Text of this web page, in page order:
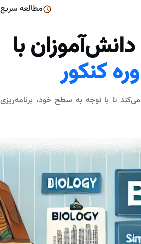
مطالعه سریع
با
کنکور
تا با توجه به سطح خود، برنامه‌ریزی